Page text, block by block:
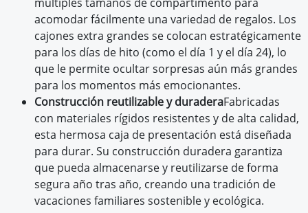
acomodar fácilmente una variedad de regalos. Los
cajones extra grandes se colocan estratégicamente
para los días de hito (como el día 1 y el día 24), lo
que le permite ocultar sorpresas aún más grandes
para los momentos más emocionantes.
Construcción reutilizable y duraderaFabricadas
con materiales rígidos resistentes y de alta calidad,
esta hermosa caja de presentación está diseñada
para durar. Su construcción duradera garantiza
que pueda almacenarse y reutilizarse de forma
segura año tras año, creando una tradición de
vacaciones familiares sostenible y ecológica.